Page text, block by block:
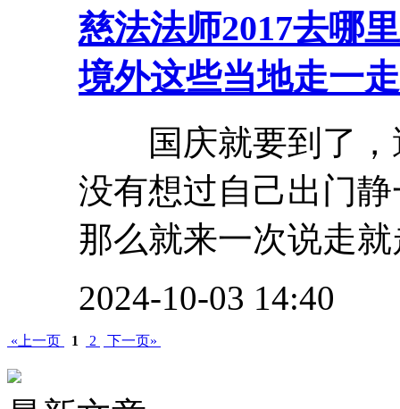
慈法法师2017去哪
境外这些当地走一
国庆就要到了，
没有想过自己出门
那么就来一次说走
2024-10-03 14:40
«上一页 1 2 下一页»